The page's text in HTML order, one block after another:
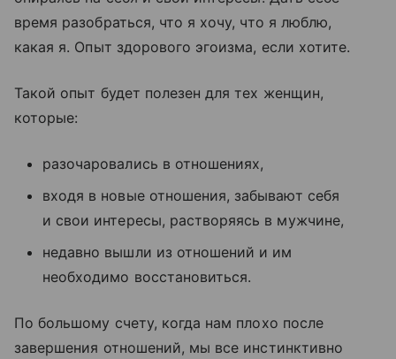
время разобраться, что я хочу, что я люблю,
какая я. Опыт здорового эгоизма, если хотите.
Такой опыт будет полезен для тех женщин,
которые:
разочаровались в отношениях,
входя в новые отношения, забывают себя
и свои интересы, растворяясь в мужчине,
недавно вышли из отношений и им
необходимо восстановиться.
По большому счету, когда нам плохо после
завершения отношений, мы все инстинктивно